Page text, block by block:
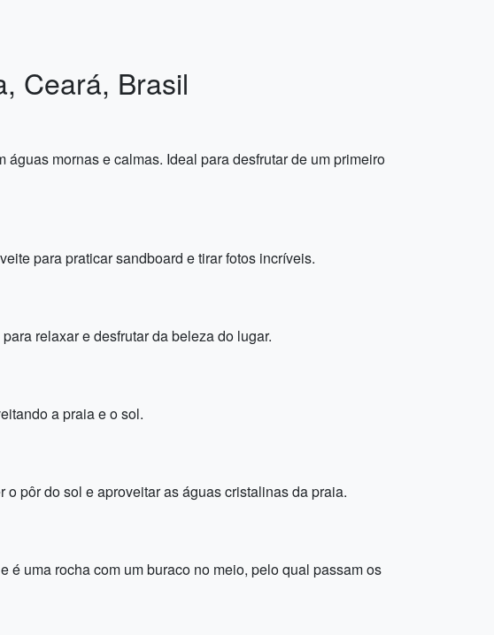
Ceará, Brasil
mornas e calmas. Ideal para desfrutar de um primeiro
para praticar sandboard e tirar fotos incríveis.
relaxar e desfrutar da beleza do lugar.
a praia e o sol.
pôr do sol e aproveitar as águas cristalinas da praia.
uma rocha com um buraco no meio, pelo qual passam os